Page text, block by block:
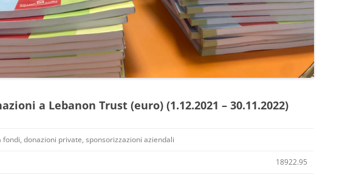
a Lebanon Trust (euro) (1.12.2021 – 30.11.2022)
fondi, donazioni private, sponsorizzazioni aziendali
18922.95